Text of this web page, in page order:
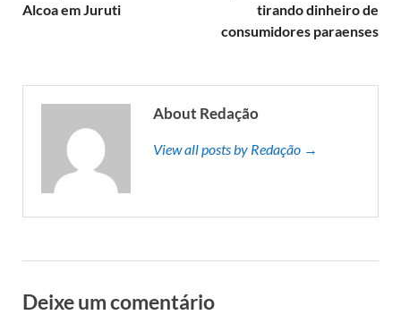
Alcoa em Juruti
tirando dinheiro de
consumidores paraenses
About Redação
View all posts by Redação →
Deixe um comentário